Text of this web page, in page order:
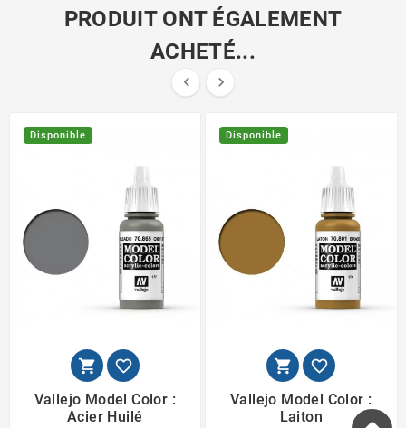
PRODUIT ONT ÉGALEMENT
ACHETÉ...
 
Disponible
 
Vallejo Model Color :
Acier Huilé
Disponible
 
Vallejo Model Color :
Laiton